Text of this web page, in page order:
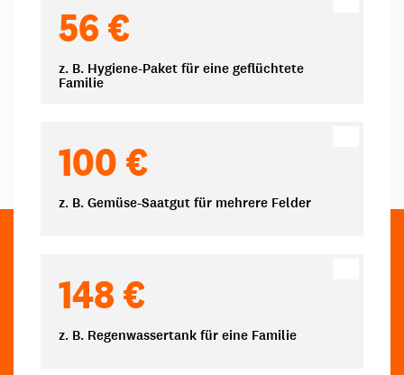
56 €
z. B. Hygiene-Paket für eine geflüchtete
Familie
100 €
z. B. Gemüse-Saatgut für mehrere Felder
148 €
z. B. Regenwassertank für eine Familie